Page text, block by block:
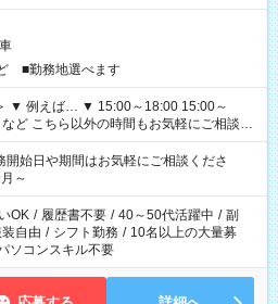
■勤務地選べます
ご相談く
始日や期間はお気軽にご相談くださ
～
OK / 履歴書不要 / 40～50代活躍中 / 副
装自由 / シフト勤務 / 10名以上の大量募
ソコンスキル不要